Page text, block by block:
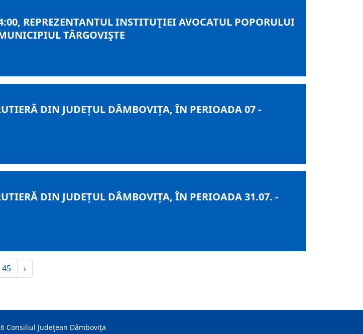
REPREZENTANTUL INSTITUŢIEI AVOCATUL POPORULUI
TÂRGOVIŞTE
DIN JUDEȚUL DÂMBOVIȚA, ÎN PERIOADA 07 -
DIN JUDEȚUL DÂMBOVIȚA, ÎN PERIOADA 31.07. -
45 ›
Consiliul Judeţean Dâmboviţa